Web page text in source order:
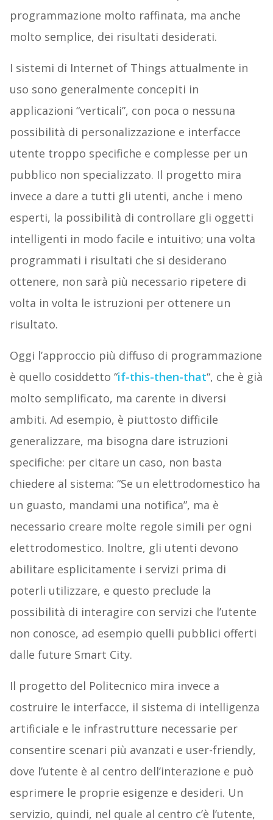
programmazione molto raffinata, ma anche
molto semplice, dei risultati desiderati.
I sistemi di Internet of Things attualmente in
uso sono generalmente concepiti in
applicazioni “verticali”, con poca o nessuna
possibilità di personalizzazione e interfacce
utente troppo specifiche e complesse per un
pubblico non specializzato. Il progetto mira
invece a dare a tutti gli utenti, anche i meno
esperti, la possibilità di controllare gli oggetti
intelligenti in modo facile e intuitivo; una volta
programmati i risultati che si desiderano
ottenere, non sarà più necessario ripetere di
volta in volta le istruzioni per ottenere un
risultato.
Oggi l’approccio più diffuso di programmazione
è quello cosiddetto “if-this-then-that“, che è già
molto semplificato, ma carente in diversi
ambiti. Ad esempio, è piuttosto difficile
generalizzare, ma bisogna dare istruzioni
specifiche: per citare un caso, non basta
chiedere al sistema: “Se un elettrodomestico ha
un guasto, mandami una notifica”, ma è
necessario creare molte regole simili per ogni
elettrodomestico. Inoltre, gli utenti devono
abilitare esplicitamente i servizi prima di
poterli utilizzare, e questo preclude la
possibilità di interagire con servizi che l’utente
non conosce, ad esempio quelli pubblici offerti
dalle future Smart City.
Il progetto del Politecnico mira invece a
costruire le interfacce, il sistema di intelligenza
artificiale e le infrastrutture necessarie per
consentire scenari più avanzati e user-friendly,
dove l’utente è al centro dell’interazione e può
esprimere le proprie esigenze e desideri. Un
servizio, quindi, nel quale al centro c’è l’utente,